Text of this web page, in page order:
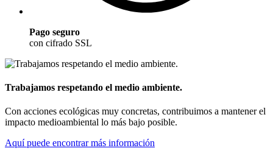
Pago seguro
con cifrado SSL
Trabajamos respetando el medio ambiente.
Con acciones ecológicas muy concretas, contribuimos a mantener el
impacto medioambiental lo más bajo posible.
Aquí puede encontrar más información